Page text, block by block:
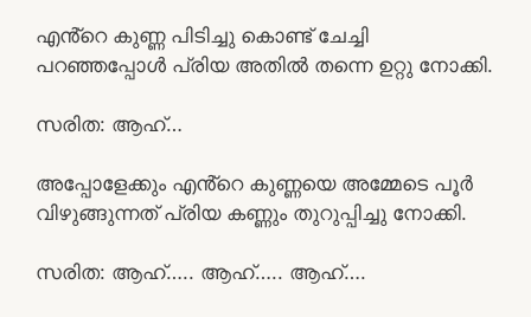
എൻ്റെ കുണ്ണ പിടിച്ചു കൊണ്ട് ചേച്ചി
പറഞ്ഞപ്പോൾ പ്രിയ അതിൽ തന്നെ ഉറ്റു നോക്കി.
സരിത: ആഹ്…
അപ്പോളേക്കും എൻ്റെ കുണ്ണയെ അമ്മേടെ പൂർ
വിഴുങ്ങുന്നത് പ്രിയ കണ്ണും തുറുപ്പിച്ചു നോക്കി.
സരിത: ആഹ്….. ആഹ്….. ആഹ്….